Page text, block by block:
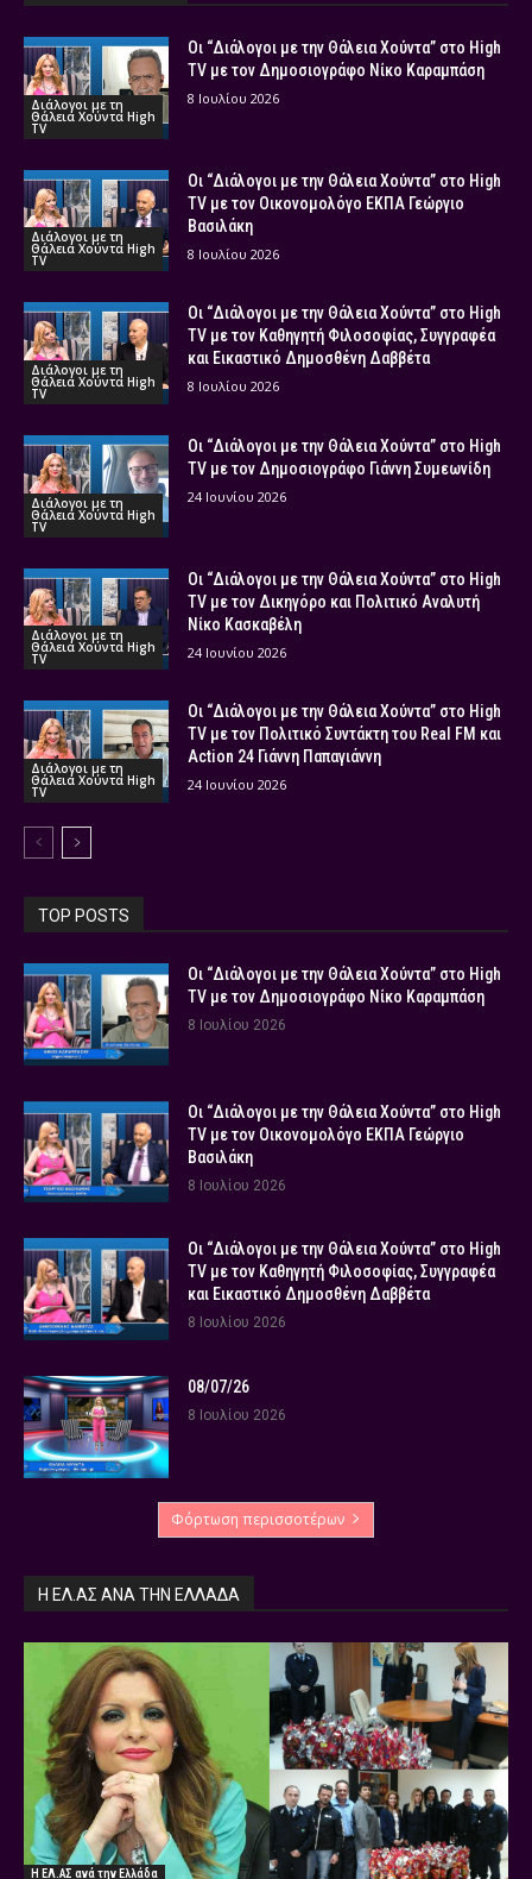
Διάλογοι με τη
Θάλεια Χούντα High
TV
Οι “Διάλογοι με την Θάλεια Χούντα” στο High
TV με τον Δημοσιογράφο Νίκο Καραμπάση
8 Ιουλίου 2026
Διάλογοι με τη
Θάλεια Χούντα High
TV
Οι “Διάλογοι με την Θάλεια Χούντα” στο High
TV με τον Οικονομολόγο ΕΚΠΑ Γεώργιο
Βασιλάκη
8 Ιουλίου 2026
Διάλογοι με τη
Θάλεια Χούντα High
TV
Οι “Διάλογοι με την Θάλεια Χούντα” στο High
TV με τον Καθηγητή Φιλοσοφίας, Συγγραφέα
και Εικαστικό Δημοσθένη Δαββέτα
8 Ιουλίου 2026
Διάλογοι με τη
Θάλεια Χούντα High
TV
Οι “Διάλογοι με την Θάλεια Χούντα” στο High
TV με τον Δημοσιογράφο Γιάννη Συμεωνίδη
24 Ιουνίου 2026
Διάλογοι με τη
Θάλεια Χούντα High
TV
Οι “Διάλογοι με την Θάλεια Χούντα” στο High
TV με τον Δικηγόρο και Πολιτικό Αναλυτή
Νίκο Κασκαβέλη
24 Ιουνίου 2026
Διάλογοι με τη
Θάλεια Χούντα High
TV
Οι “Διάλογοι με την Θάλεια Χούντα” στο High
TV με τον Πολιτικό Συντάκτη του Real FM και
Action 24 Γιάννη Παπαγιάννη
24 Ιουνίου 2026
TOP POSTS
Οι “Διάλογοι με την Θάλεια Χούντα” στο High
TV με τον Δημοσιογράφο Νίκο Καραμπάση
8 Ιουλίου 2026
Οι “Διάλογοι με την Θάλεια Χούντα” στο High
TV με τον Οικονομολόγο ΕΚΠΑ Γεώργιο
Βασιλάκη
8 Ιουλίου 2026
Οι “Διάλογοι με την Θάλεια Χούντα” στο High
TV με τον Καθηγητή Φιλοσοφίας, Συγγραφέα
και Εικαστικό Δημοσθένη Δαββέτα
8 Ιουλίου 2026
08/07/26
8 Ιουλίου 2026
Φόρτωση περισσοτέρων
Η ΕΛ.ΑΣ ΑΝΆ ΤΗΝ ΕΛΛΆΔΑ
Η ΕΛ.ΑΣ ανά την Ελλάδα